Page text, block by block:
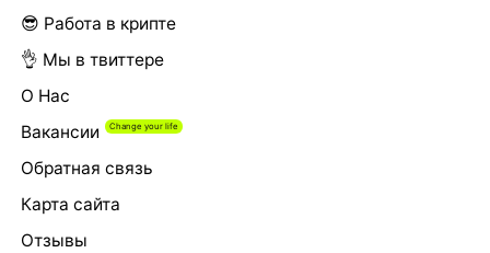
😎 Работа в крипте
👌 Мы в твиттере
О Нас
Вакансии
Обратная связь
Карта сайта
Отзывы